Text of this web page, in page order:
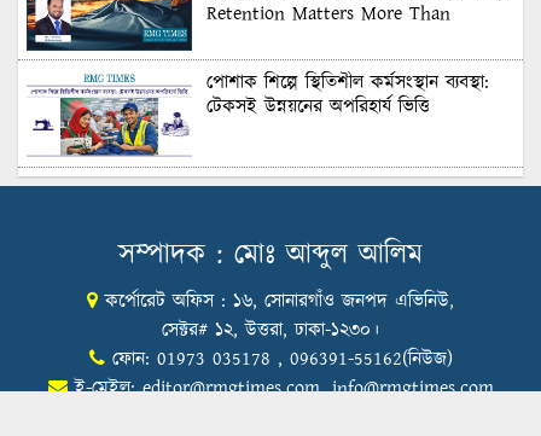
Retention Matters More Than
পোশাক শিল্পে স্থিতিশীল কর্মসংস্থান ব্যবস্থা:
টেকসই উন্নয়নের অপরিহার্য ভিত্তি
শুল্কের দেয়াল ভাঙার সুযোগ: মার্কিন বাজারে
Honoring Excellence: Texstream
Fashion Ltd. Rewards Best Workers–
2026
সম্পাদক : মোঃ আব্দুল আলিম
কর্পোরেট অফিস : ১৬, সোনারগাঁও জনপদ এভিনিউ,
সেক্টর# ১২, উত্তরা, ঢাকা-১২৩০।
ফোন: 01973 035178 , 096391-55162(নিউজ)
ই-মেইল:editor@rmgtimes.com,info@rmgtimes.com